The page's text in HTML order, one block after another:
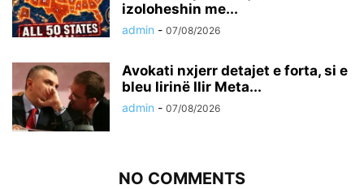
izoloheshin me...
admin - 07/08/2026
Avokati nxjerr detajet e forta, si e
bleu lirinë Ilir Meta...
admin - 07/08/2026
NO COMMENTS